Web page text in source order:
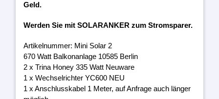
Geld.
Werden Sie mit SOLARANKER zum Stromsparer.
Artikelnummer: Mini Solar 2
670 Watt Balkonanlage 10585 Berlin
2 x Trina Honey 335 Watt Neuware
1 x Wechselrichter YC600 NEU
1 x Anschlusskabel 1 Meter, auf Anfrage auch länger